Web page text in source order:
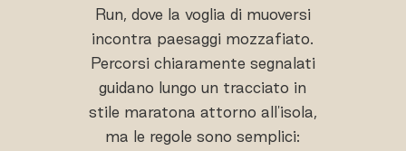
Run, dove la voglia di muoversi
incontra paesaggi mozzafiato.
Percorsi chiaramente segnalati
guidano lungo un tracciato in
stile maratona attorno all'isola,
ma le regole sono semplici: